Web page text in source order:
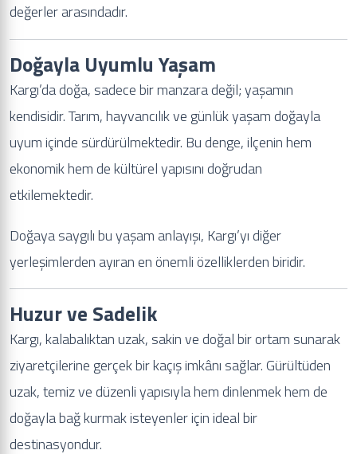
değerler arasındadır.
Doğayla Uyumlu Yaşam
Kargı’da doğa, sadece bir manzara değil; yaşamın
kendisidir. Tarım, hayvancılık ve günlük yaşam doğayla
uyum içinde sürdürülmektedir. Bu denge, ilçenin hem
ekonomik hem de kültürel yapısını doğrudan
etkilemektedir.
Doğaya saygılı bu yaşam anlayışı, Kargı’yı diğer
yerleşimlerden ayıran en önemli özelliklerden biridir.
Huzur ve Sadelik
Kargı, kalabalıktan uzak, sakin ve doğal bir ortam sunarak
ziyaretçilerine gerçek bir kaçış imkânı sağlar. Gürültüden
uzak, temiz ve düzenli yapısıyla hem dinlenmek hem de
doğayla bağ kurmak isteyenler için ideal bir
destinasyondur.